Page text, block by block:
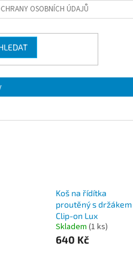
OSOBNÍCH ÚDAJŮ
Koš na řídítka
proutěný s držákem
Clip-on Lux
Skladem (1 ks)
640 Kč